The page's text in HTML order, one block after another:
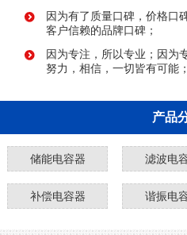
因为有了质量口碑，价格口
客户信赖的品牌口碑；
因为专注，所以专业；因为
努力，相信，一切皆有可能；
产品
储能电容器 滤波电
补偿电容器 谐振电